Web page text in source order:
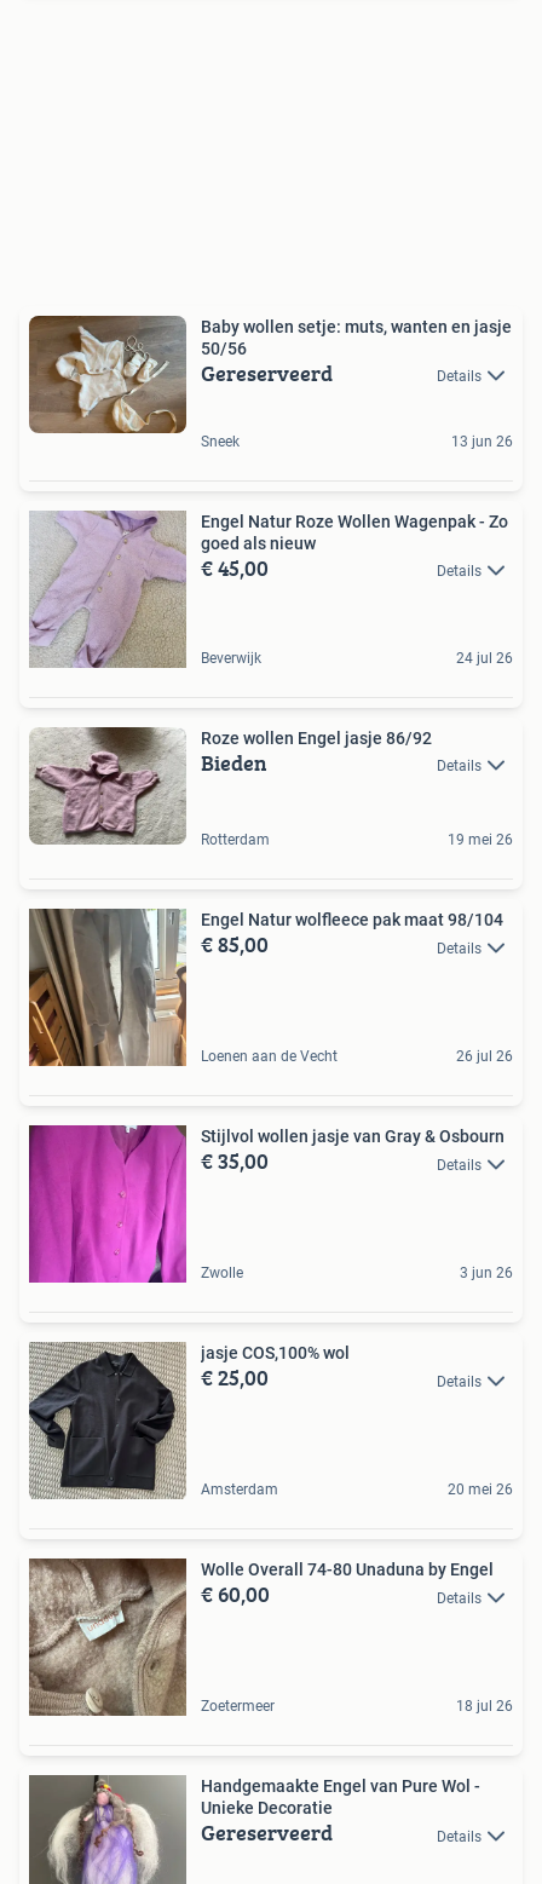
Baby wollen setje: muts, wanten en jasje
50/56
Gereserveerd Details
Sneek 13 jun 26
Engel Natur Roze Wollen Wagenpak - Zo
goed als nieuw
€ 45,00 Details
Beverwijk 24 jul 26
Roze wollen Engel jasje 86/92
Bieden Details
Rotterdam 19 mei 26
Engel Natur wolfleece pak maat 98/104
€ 85,00 Details
Loenen aan de Vecht 26 jul 26
Stijlvol wollen jasje van Gray & Osbourn
€ 35,00 Details
Zwolle 3 jun 26
jasje COS,100% wol
€ 25,00 Details
Amsterdam 20 mei 26
Wolle Overall 74-80 Unaduna by Engel
€ 60,00 Details
Zoetermeer 18 jul 26
Handgemaakte Engel van Pure Wol -
Unieke Decoratie
Gereserveerd Details